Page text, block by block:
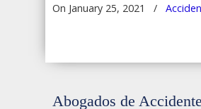
On January 25, 2021 /
Abogados de